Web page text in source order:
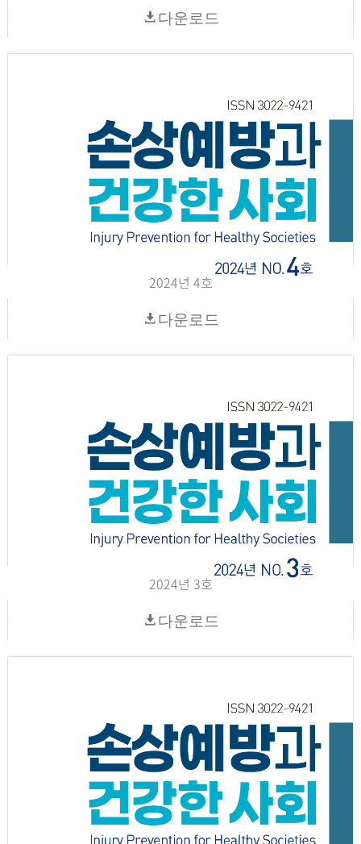
다운로드
2024년 4호
다운로드
2024년 3호
다운로드